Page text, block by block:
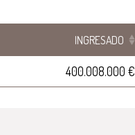
INGRESADO
400.008.000 €